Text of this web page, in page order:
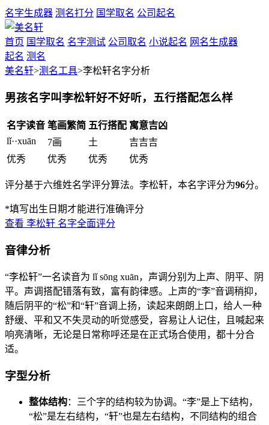
名字生成器 测名打分 国学取名 公司起名
首页 国学取名 名字测试 公司取名 小说起名 网名生成器
起名 测名
美名轩>测名工具>李松轩名字分析
男孩名字叫李松轩好不好听，五行搭配怎么样
名字读音 笔画繁简 五行搭配 寓意吉凶
lǐ··xuān
7画 土 吉吉吉
优秀
优秀 优秀 优秀
评分基于六维姓名学评分算法。李松轩，本名字评分为96分。
*填写出生日期才能进行准确评分
查看 李松轩 名字全面评分
音律分析
“李松轩”一名读音为 lǐ sōng xuān，声调分别为上声、阴平、阴
平。声调搭配错落有致，富有韵律感。上声的“李”音调稍抑，
随后阴平的“松”和“轩”音调上扬，读起来朗朗上口，给人一种
舒缓、平和又不失灵动的听觉感受，容易让人记住，且喊起来
响亮清晰，无论是日常称呼还是在正式场合使用，都十分合
适。
字型分析
整体结构：三个字的结构较为协调。“李”是上下结构，
“松”是左右结构，“轩”也是左右结构，不同结构的组合